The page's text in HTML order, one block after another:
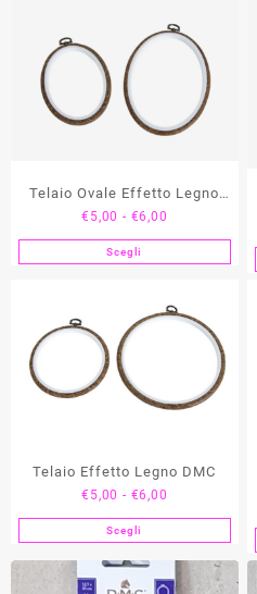
a
€19,00
varianti.
Le
opzioni
possono
nella
pagina
del
prodotto
Telaio Ovale Effetto Legno
DMC
€ 5,00 - €6,00
di
prezzo:
€5,00
ScegliQuesto
più
varianti.
Le
opzioni
scelte
nella
del
Telaio Effetto Legno DMC
€ 5,00 - €6,00
di
prezzo:
da
€5,00
ScegliQuesto
prodotto
ha